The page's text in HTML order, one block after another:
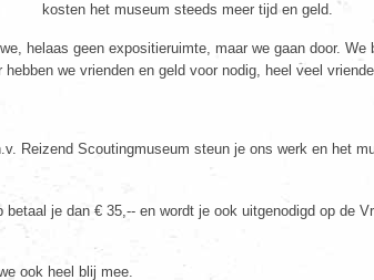
kosten het museum steeds meer tijd en geld.
helaas geen expositieruimte, maar we gaan door.
hebben we vrienden en geld voor nodig, heel veel
Reizend Scoutingmuseum steun je ons werk en het
je dan € 35,-- en wordt je ook uitgenodigd op de
ook heel blij mee.